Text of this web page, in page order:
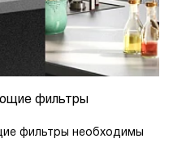
фильтры
фильтры необходимы